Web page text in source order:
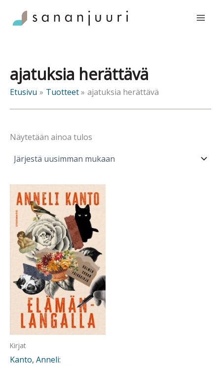
sisältöön
ajatuksia herättävä
Etusivu Tuotteet ajatuksia herättävä
Näytetään ainoa tulos
Kirjat
Kanto, Anneli: